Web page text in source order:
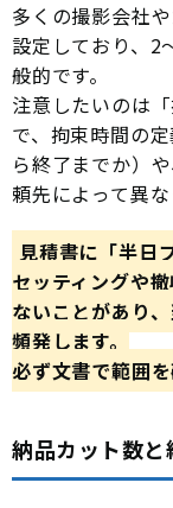
多くの撮影会社
設定しており、2
般的です。
注意したいのは
で、拘束時間の
ら終了までか）
頼先によって異な
見積書に「半日
セッティングや
ないことがあり
頻発します。
必ず文書で範囲を
納品カット数と